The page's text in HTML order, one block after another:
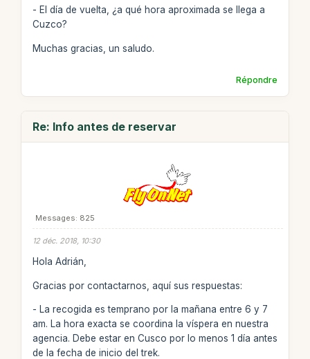
- El día de vuelta, ¿a qué hora aproximada se llega a
Cuzco?
Muchas gracias, un saludo.
Répondre
Re: Info antes de reservar
Messages: 825
12 déc. 2018, 10:30
Hola Adrián,
Gracias por contactarnos, aquí sus respuestas:
- La recogida es temprano por la mañana entre 6 y 7
am. La hora exacta se coordina la víspera en nuestra
agencia. Debe estar en Cusco por lo menos 1 día antes
de la fecha de inicio del trek.